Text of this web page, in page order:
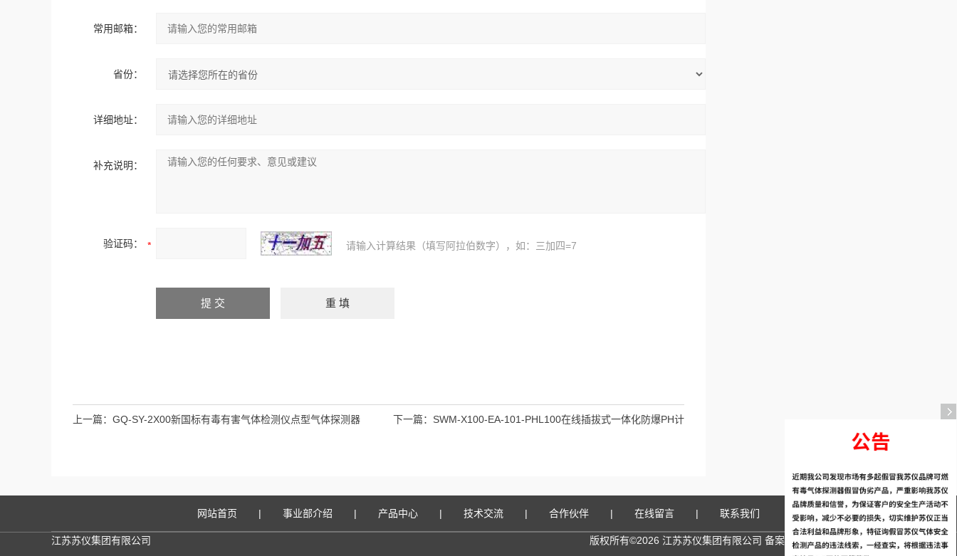
常用邮箱：
省份：
详细地址：
补充说明：
验证码： 请输入计算结果（填写阿拉伯数字），如：三加四=7
上一篇： GQ-SY-2X00新国标有毒有害气体检测仪点型气体探测器 下一篇： SWM-X100-EA-101-PHL100在线插拔式一体化防爆PH计
网站首页 | 事业部介绍 | 产品中心 | 技术交流 | 合作伙伴 | 在线留言 | 联系我们
江苏苏仪集团有限公司 版权所有©2026 江苏苏仪集团有限公司 备案号：苏ICP备20044609号-2